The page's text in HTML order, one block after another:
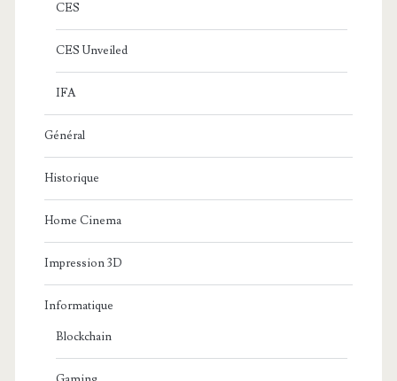
CES
CES Unveiled
IFA
Général
Historique
Home Cinema
Impression 3D
Informatique
Blockchain